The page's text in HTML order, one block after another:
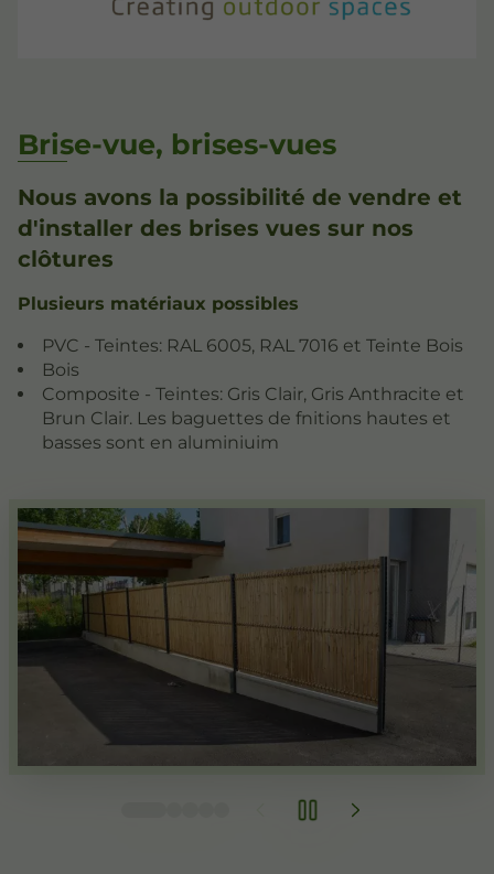
Brise-vue, brises-vues
Nous avons la possibilité de vendre et
d'installer des brises vues sur nos
clôtures
Plusieurs matériaux possibles
PVC - Teintes: RAL 6005, RAL 7016 et Teinte Bois
Bois
Composite - Teintes: Gris Clair, Gris Anthracite et
Brun Clair. Les baguettes de fnitions hautes et
basses sont en aluminiuim